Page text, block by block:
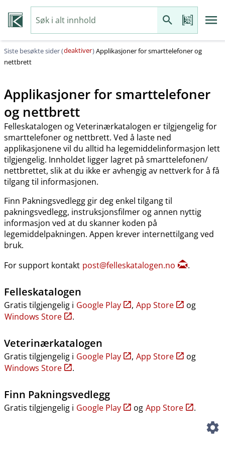
Siste besøkte sider (deaktiver)Applikasjoner for smarttelefoner og
nettbrett
Applikasjoner for smarttelefoner
og nettbrett
Felleskatalogen og Veterinærkatalogen er tilgjengelig for
smarttelefoner og nettbrett. Ved å laste ned
applikasjonene vil du alltid ha legemiddelinformasjon lett
tilgjengelig. Innholdet ligger lagret på smarttelefonen​/​
nettbrettet, slik at du ikke er avhengig av nettverk for å få
tilgang til informasjonen.
Finn Pakningsvedlegg gir deg enkel tilgang til
pakningsvedlegg, instruksjonsfilmer og annen nyttig
informasjon ved at du skanner koden på
legemiddelpakningen. Appen krever internettilgang ved
bruk.
For support kontakt post@felleskatalogen.no .
Felleskatalogen
Gratis tilgjengelig i Google Play , App Store
og
Windows Store
.
Veterinærkatalogen
Gratis tilgjengelig i Google Play , App Store
og
Windows Store
.
Finn Pakningsvedlegg
Gratis tilgjengelig i Google Play og App Store .